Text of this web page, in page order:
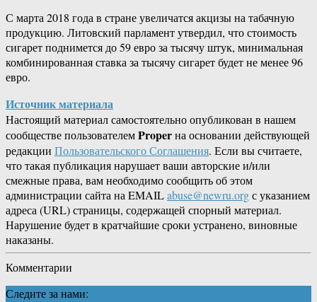
С марта 2018 года в стране увеличатся акцизы на табачную
продукцию. Литовский парламент утвердил, что стоимость
сигарет поднимется до 59 евро за тысячу штук, минимальная
комбинированная ставка за тысячу сигарет будет не менее 96
евро.
Источник материала
Настоящий материал самостоятельно опубликован в нашем
сообществе пользователемProperна основании действующей
редакции Пользовательского Соглашения. Если вы считаете,
что такая публикация нарушает ваши авторские и/или
смежные права, вам необходимо сообщить об этом
администрации сайта на EMAILabuse@newru.orgс указанием
адреса (URL) страницы, содержащей спорный материал.
Нарушение будет в кратчайшие сроки устранено, виновные
наказаны.
Комментарии
Следите за нами: